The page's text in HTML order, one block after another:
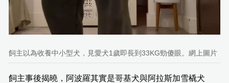
飼主以為收養中小型犬，見愛犬1歲即長到33KG勁傻眼。網上圖片
飼主事後揭曉，阿波羅其實是哥基犬與阿拉斯加雪橇犬